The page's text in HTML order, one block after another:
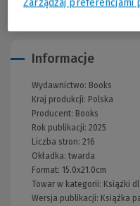
Informacje
Wydawnictwo: Books
Kraj produkcji: Polska
Producent: Books
Rok publikacji: 2025
Liczba stron: 216
Okładka:twarda
Format: 15.0x21.0cm
Towar w kategorii: Książki
Wersja publikacji: Książka
Zarządzaj preferencjami